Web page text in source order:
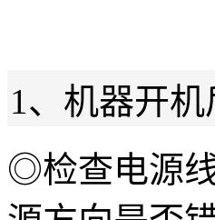
1、机器开机
◎检查电源